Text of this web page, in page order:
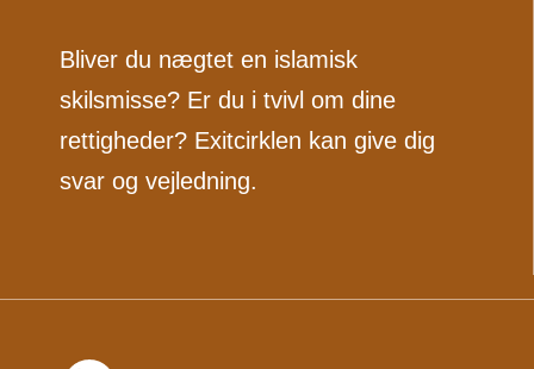
Bliver du nægtet en islamisk
skilsmisse? Er du i tvivl om dine
rettigheder? Exitcirklen kan give dig
svar og vejledning.